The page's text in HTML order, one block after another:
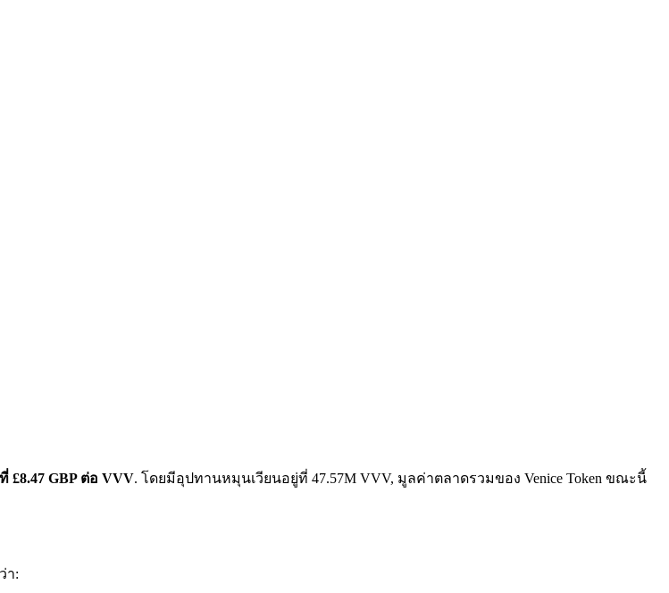
ที่ £8.47 GBP ต่อ VVV. โดยมีอุปทานหมุนเวียนอยู่ที่ 47.57M VVV, มูลค่าตลาดรวมของ Venice Token ขณะนี้
า: